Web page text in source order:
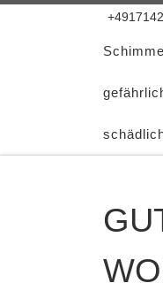
Zum Inhalt springen